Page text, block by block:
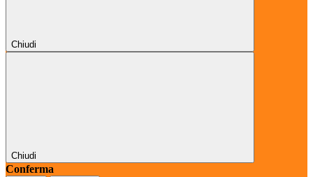
Chiudi
Chiudi
Conferma